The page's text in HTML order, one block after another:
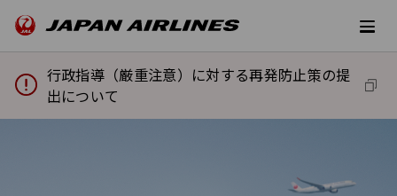
行政指導（厳重注意）に対する再発防止策の提
出について